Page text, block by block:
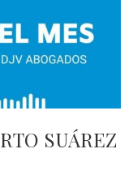
SUÁREZ